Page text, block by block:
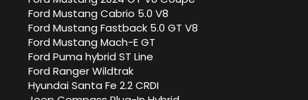
Ford Mustang Cabrio 5.0 V8
Ford Mustang Fastback 5.0 GT V8
Ford Mustang Mach-E GT
Ford Puma hybrid ST Line
Ford Ranger Wildtrak
Hyundai Santa Fe 2.2 CRDI